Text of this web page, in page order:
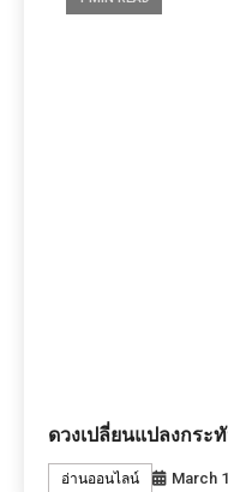
ดวงเปลี่ยนแปลงกระ
อ่านออนไลน์ March